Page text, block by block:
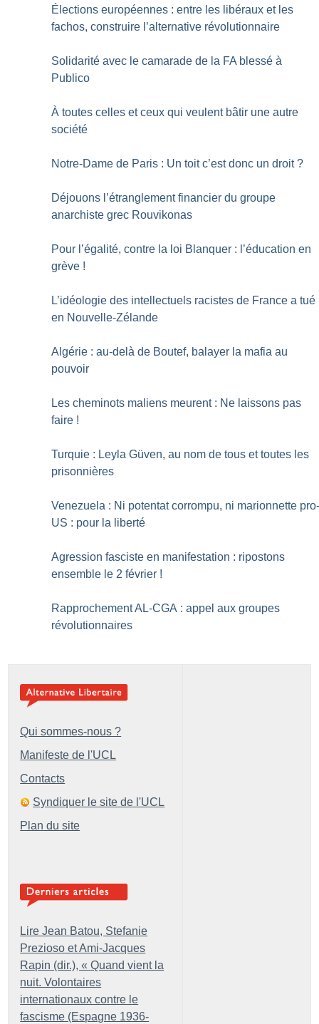
Élections européennes : entre les libéraux et les
fachos, construire l’alternative révolutionnaire
Solidarité avec le camarade de la FA blessé à
Publico
À toutes celles et ceux qui veulent bâtir une autre
société
Notre-Dame de Paris : Un toit c’est donc un droit ?
Déjouons l’étranglement financier du groupe
anarchiste grec Rouvikonas
Pour l’égalité, contre la loi Blanquer : l’éducation en
grève !
L’idéologie des intellectuels racistes de France a tué
en Nouvelle-Zélande
Algérie : au-delà de Boutef, balayer la mafia au
pouvoir
Les cheminots maliens meurent : Ne laissons pas
faire !
Turquie : Leyla Güven, au nom de tous et toutes les
prisonnières
Venezuela : Ni potentat corrompu, ni marionnette
US : pour la liberté
Agression fasciste en manifestation : ripostons
ensemble le 2 février !
Rapprochement AL-CGA : appel aux groupes
révolutionnaires
Qui sommes-nous ?
Manifeste de l'UCL
Contacts
Syndiquer le site de l'UCL
Plan du site
Lire Jean Batou, Stefanie
Prezioso et Ami-Jacques
Rapin (dir.), « Quand vient la
nuit. Volontaires
internationaux contre le
fascisme (Espagne 1936-